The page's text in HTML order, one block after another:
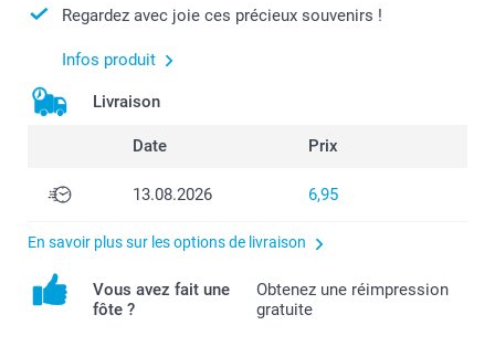
Regardez avec joie ces précieux souvenirs !
Infos produit
Livraison
Date Prix
13.08.2026 6,95
En savoir plus sur les options de livraison
Vous avez fait une
fôte ?
Obtenez une réimpression
gratuite